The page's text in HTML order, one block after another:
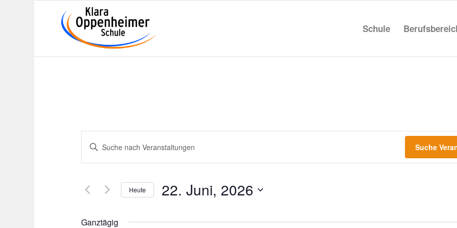
Schule
Veranstaltungen
Suche
und
Ansichten,
Navigation
Bitte
Schlüsselwort
eingeben.
nach
Suche
Heute 22. Juni, 2026
Ganztägig